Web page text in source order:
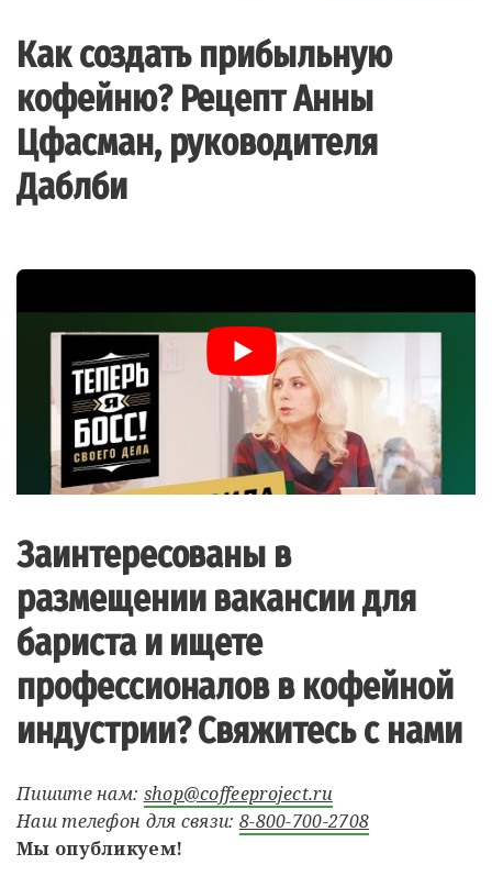
Как создать прибыльную
кофейню? Рецепт Анны
Цфасман, руководителя
Даблби
Заинтересованы в
размещении вакансии для
бариста и ищете
профессионалов в кофейной
индустрии? Свяжитесь с нами
Пишите нам: shop@coffeeproject.ru
Наш телефон для связи: 8-800-700-2708
Мы опубликуем!